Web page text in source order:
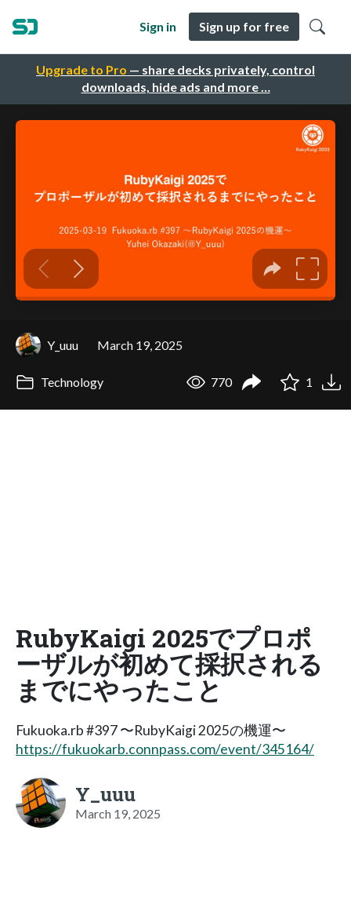
Upgrade to Pro — share decks privately, control
downloads, hide ads and more …
Sign in Sign up for free
Y_uuu March 19, 2025
Technology 770 1
RubyKaigi 2025でプロポ
ーザルが初めて採択される
までにやったこと
Fukuoka.rb #397 〜RubyKaigi 2025の機運〜
https://fukuokarb.connpass.com/event/345164/
Y_uuu
March 19, 2025